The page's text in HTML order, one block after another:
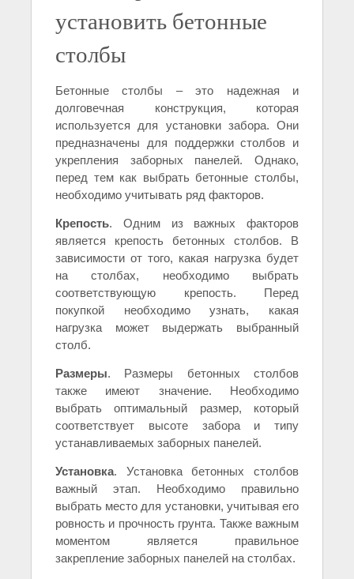
установить бетонные
столбы
Бетонные столбы – это надежная и
долговечная конструкция, которая
используется для установки забора. Они
предназначены для поддержки столбов и
укрепления заборных панелей. Однако,
перед тем как выбрать бетонные столбы,
необходимо учитывать ряд факторов.
Крепость. Одним из важных факторов
является крепость бетонных столбов. В
зависимости от того, какая нагрузка будет
на столбах, необходимо выбрать
соответствующую крепость. Перед
покупкой необходимо узнать, какая
нагрузка может выдержать выбранный
столб.
Размеры. Размеры бетонных столбов
также имеют значение. Необходимо
выбрать оптимальный размер, который
соответствует высоте забора и типу
устанавливаемых заборных панелей.
Установка. Установка бетонных столбов
важный этап. Необходимо правильно
выбрать место для установки, учитывая его
ровность и прочность грунта. Также важным
моментом является правильное
закрепление заборных панелей на столбах.